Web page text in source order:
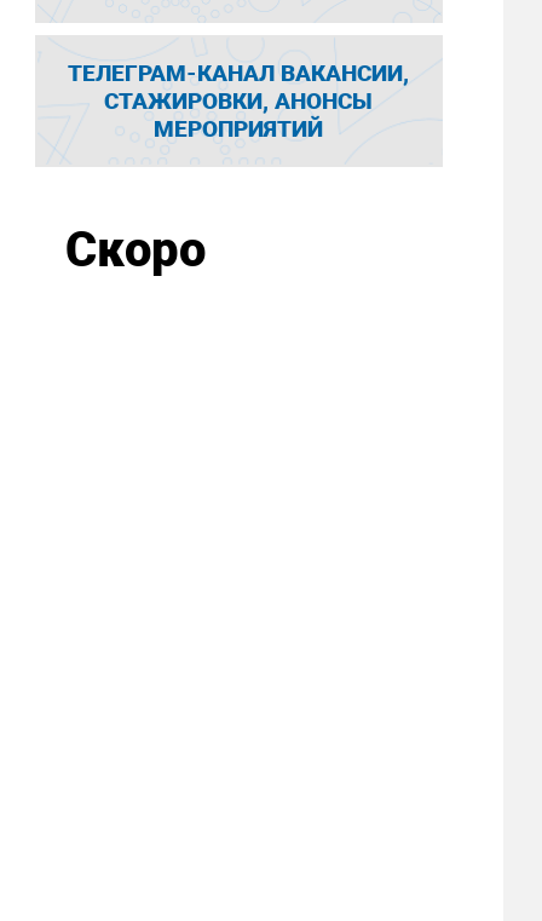
ТЕЛЕГРАМ-КАНАЛ ВАКАНСИИ,
СТАЖИРОВКИ, АНОНСЫ
МЕРОПРИЯТИЙ
Скоро